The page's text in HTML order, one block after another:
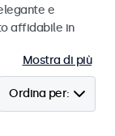
e
affidabile in
Mostra di più
Ordina per: